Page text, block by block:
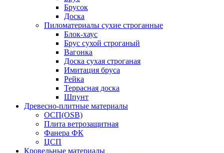
Брусок
Доска
Пиломатериалы сухие строганные
Блок-хаус
Брус сухой строганый
Вагонка
Доска сухая строганая
Имитация бруса
Рейка
Террасная доска
Шпунт
Древесно-плитные материалы
ОСП(OSB)
Плита ветрозащитная
Фанера ФК
ЦСП
Кровельные материалы